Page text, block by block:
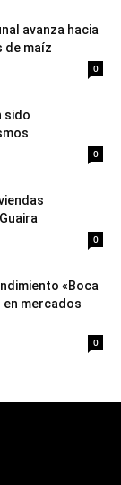
avanza hacia
de maíz
0
sido
0
0
«Boca
en mercados
0